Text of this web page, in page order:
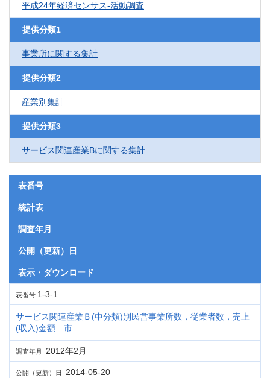
平成24年経済センサス‐活動調査
提供分類1
事業所に関する集計
提供分類2
産業別集計
提供分類3
サービス関連産業Bに関する集計
表番号
統計表
調査年月
公開（更新）日
表示・ダウンロード
表番号 1-3-1
サービス関連産業Ｂ(中分類)別民営事業所数，従業者数，売上
(収入)金額―市
調査年月 2012年2月
公開（更新）日 2014-05-20